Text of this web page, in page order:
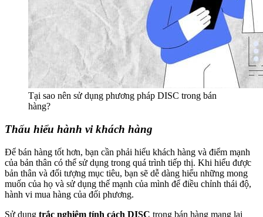
Tại sao nên sử dụng phương pháp DISC trong bán
hàng?
Thấu hiểu hành vi khách hàng
Để bán hàng tốt hơn, bạn cần phải hiểu khách hàng và điểm mạnh
của bản thân có thể sử dụng trong quá trình tiếp thị. Khi hiểu được
bản thân và đối tượng mục tiêu, bạn sẽ dễ dàng hiểu những mong
muốn của họ và sử dụng thế mạnh của mình để điều chỉnh thái độ,
hành vi mua hàng của đối phương.
Sử dụng trắc nghiệm tính cách DISC trong bán hàng mang lại